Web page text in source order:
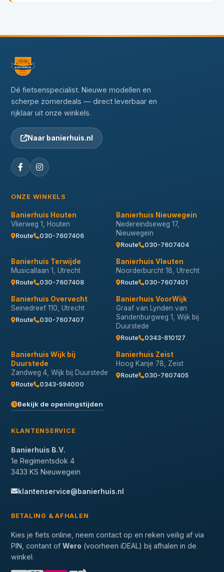
Dé fietsenspecialist. Nieuwe modellen en
scherpe zomerdeals — direct leverbaar en
rijklaar uit onze winkels.
Naar banierhuis.nl
ONZE WINKELS
Banierhuis Houten
Vlierweg 1, Houten
Route 030-7607406
Banierhuis Nieuwegein
Nedereindseweg 17,
Nieuwegein
Route 030-7607404
Banierhuis Terwijde
Musicallaan 1, Utrecht
Route 030-7607408
Banierhuis Vleuten
Noorderburcht 18, Utrecht
Route 030-7607401
Banierhuis Overvecht
Seinedreef 110, Utrecht
Route 030-7607407
Banierhuis VoorWijk
Graaf van Lynden van
Sandenburgweg 1, Wijk bij
Duurstede
Route 0343-810127
Banierhuis Wijk bij
Duurstede
Zandweg 4, Wijk bij Duurstede
Route 0343-594000
Banierhuis Zeist
Hoog Kanje 78, Zeist
Route 030-7607405
Bekijk de openingstijden
KLANTENSERVICE
Banierhuis B.V.
1e Regimentsdok 4
3433 KS Nieuwegein
klantenservice@banierhuis.nl
BETALING & AFHALEN
Kies je fiets online, neem contact op en reken veilig af via
PIN, contant of Wero (voorheen iDEAL) bij afhalen in de
winkel.